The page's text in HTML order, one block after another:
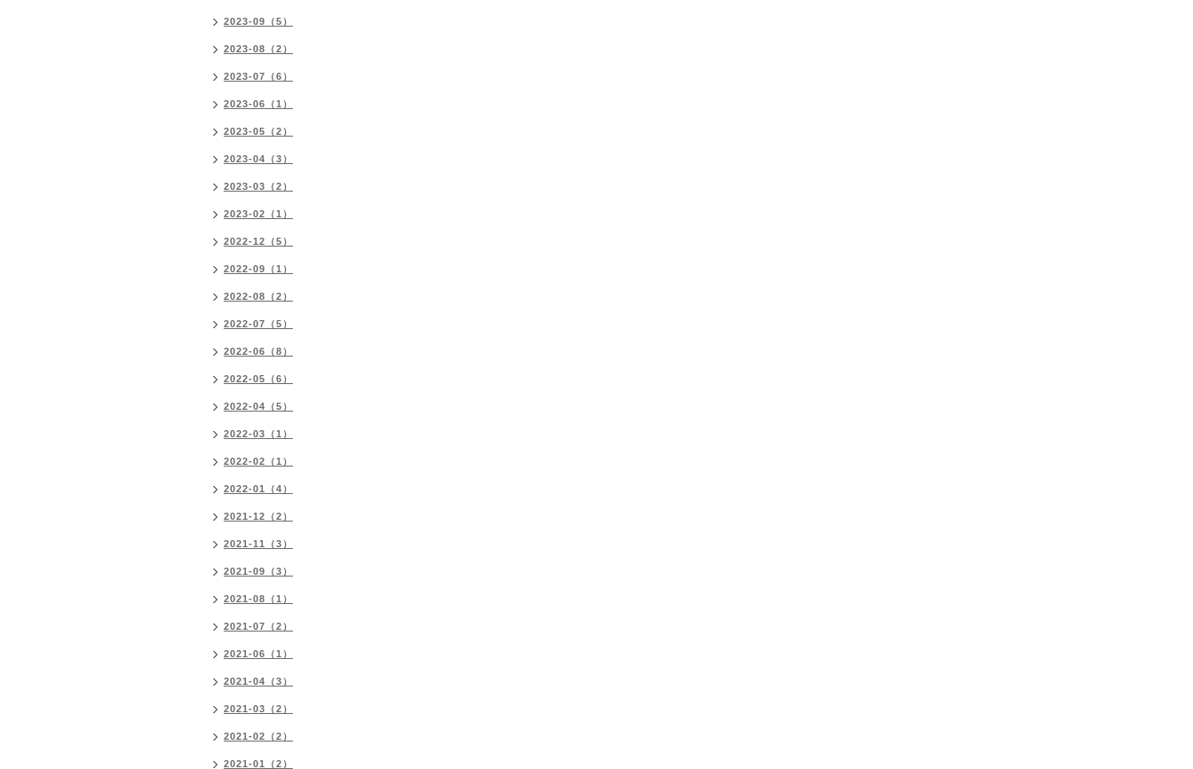
2023-09（5）
2023-08（2）
2023-07（6）
2023-06（1）
2023-05（2）
2023-04（3）
2023-03（2）
2023-02（1）
2022-12（5）
2022-09（1）
2022-08（2）
2022-07（5）
2022-06（8）
2022-05（6）
2022-04（5）
2022-03（1）
2022-02（1）
2022-01（4）
2021-12（2）
2021-11（3）
2021-09（3）
2021-08（1）
2021-07（2）
2021-06（1）
2021-04（3）
2021-03（2）
2021-02（2）
2021-01（2）